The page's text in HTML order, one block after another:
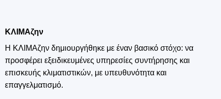
ΚΛΙΜΑζην
Η ΚΛΙΜΑζην δημιουργήθηκε με έναν βασικό στόχο: να
προσφέρει εξειδικευμένες υπηρεσίες συντήρησης και
επισκευής κλιματιστικών, με υπευθυνότητα και
επαγγελματισμό.